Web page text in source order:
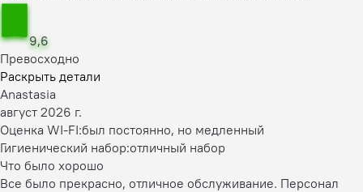
9,6
Превосходно
Раскрыть детали
Anastasia
август 2026 г.
Оценка WI-FI:был постоянно, но медленный
Гигиенический набор:отличный набор
Что было хорошо
Все было прекрасно, отличное обслуживание. Персонал